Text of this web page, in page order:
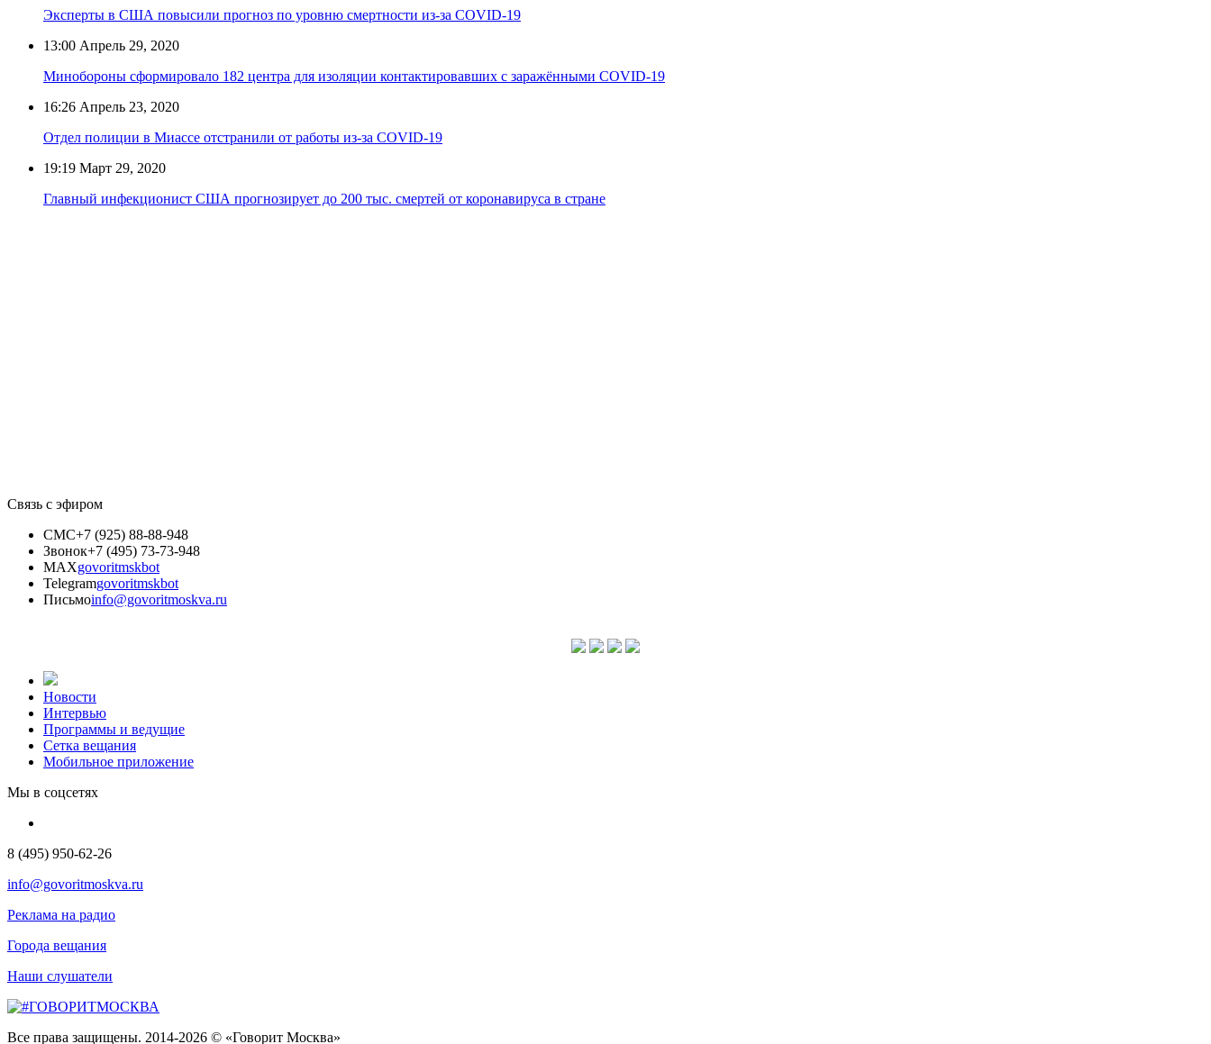
Эксперты в США повысили прогноз по уровню смертности из-за COVID-19
13:00 Апрель 29, 2020
Минобороны сформировало 182 центра для изоляции контактировавших с заражёнными COVID-19
16:26 Апрель 23, 2020
Отдел полиции в Миассе отстранили от работы из-за COVID-19
19:19 Март 29, 2020
Главный инфекционист США прогнозирует до 200 тыс. смертей от коронавируса в стране
Связь с эфиром
СМС+7 (925) 88-88-948
Звонок+7 (495) 73-73-948
MAXgovoritmskbot
Telegramgovoritmskbot
Письмоinfo@govoritmoskva.ru
Новости
Интервью
Программы и ведущие
Сетка вещания
Мобильное приложение
Мы в соцсетях
8 (495) 950-62-26
info@govoritmoskva.ru
Реклама на радио
Города вещания
Наши слушатели
Все права защищены. 2014-2026 © «Говорит Москва»